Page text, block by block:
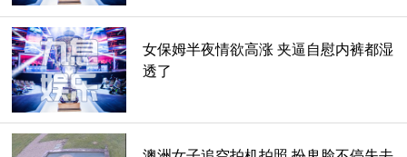
女保姆半夜情欲高涨 夹逼自慰内裤都湿
透了